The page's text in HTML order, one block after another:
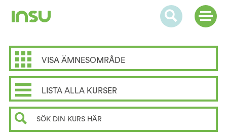
VISA ÄMNESOMRÅDE
LISTA ALLA KURSER